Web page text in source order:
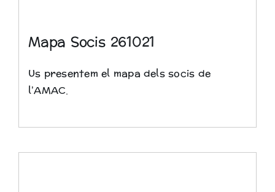
Mapa Socis 261021
Us presentem el mapa dels socis de
l’AMAC.